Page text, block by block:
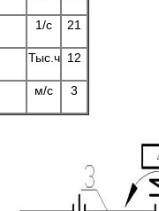
1/с 21
Тыс.ч 12
м/с 3